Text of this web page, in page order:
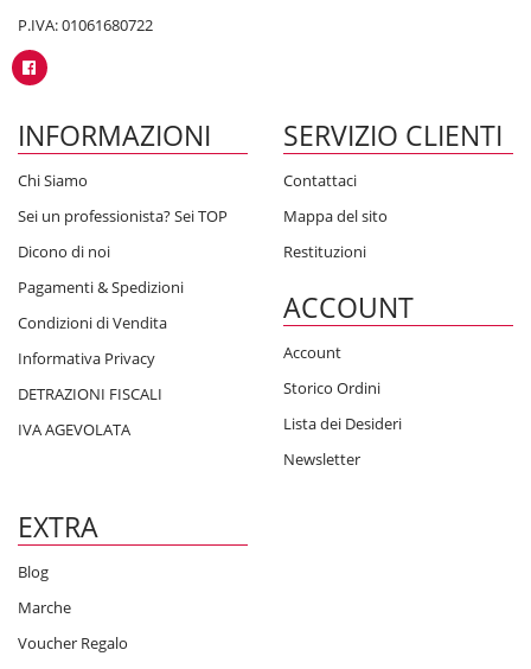
P.IVA: 01061680722
INFORMAZIONI
Chi Siamo
Sei un professionista? Sei TOP
Dicono di noi
Pagamenti & Spedizioni
Condizioni di Vendita
Informativa Privacy
DETRAZIONI FISCALI
IVA AGEVOLATA
SERVIZIO CLIENTI
Contattaci
Mappa del sito
Restituzioni
ACCOUNT
Account
Storico Ordini
Lista dei Desideri
Newsletter
EXTRA
Blog
Marche
Voucher Regalo